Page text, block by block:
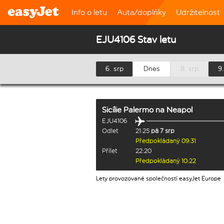
Info o letu Auta/doplňky Udržitelnost
EJU4106 Stav letu
6. srp Dnes 8. srp
Sicílie Palermo na Neapol
EJU4106
Odlet
21:25 pá 7 srp
Předpokládaný 09:31
Přílet
22:20
Předpokládaný 10:22
Lety provozované společností easyJet Europe